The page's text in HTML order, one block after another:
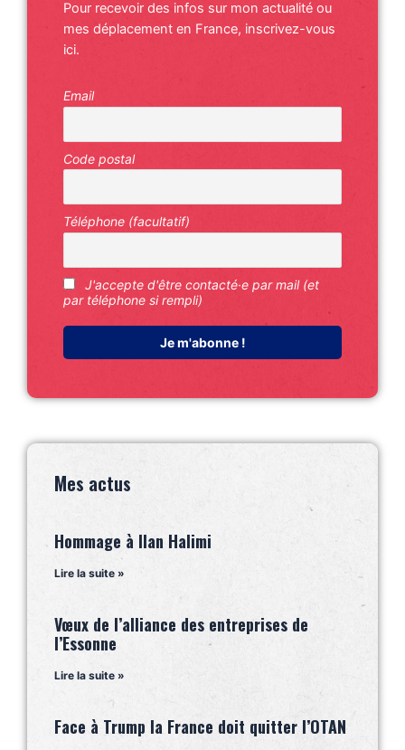
Pour recevoir des infos sur mon actualité ou
mes déplacement en France, inscrivez-vous
ici.
Email
Code postal
Téléphone (facultatif)
J'accepte d'être contacté·e par mail (et
par téléphone si rempli)
Mes actus
Hommage à Ilan Halimi
Lire la suite »
Vœux de l’alliance des entreprises de
l’Essonne
Lire la suite »
Face à Trump la France doit quitter l’OTAN